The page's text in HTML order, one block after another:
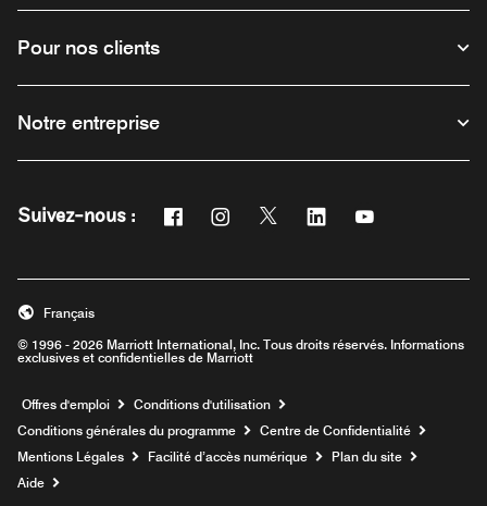
Pour nos clients
Notre entreprise
Suivez-nous : Facebook
Ouvre une nouvelle fenêtre
Instagram
Ouvre une nouvelle fenêtre
Twitter
Ouvre une nouvelle fenêtre
Linkedin
Ouvre une nouvelle
Ouvre une
© 1996 - 2026 Marriott International, Inc. Tous droits réservés. Informations
exclusives et confidentielles de Marriott
Français
Offres d'emploi Ouvre une nouvelle fenêtre
Conditions d'utilisation
Conditions générales du programme
Centre de Confidentialité
Mentions Légales
Facilité d’accès numérique
Plan du site
Aide